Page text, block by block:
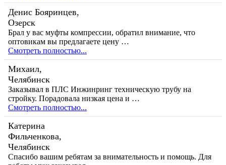
Денис Бояринцев,
Озерск
Брал у вас муфты компрессии, обратил внимание, что
оптовикам вы предлагаете цену …
Смотреть полностью...
Михаил,
Челябинск
Заказывал в ПЛС Инжинринг техническую трубу на
стройку. Порадовала низкая цена и …
Смотреть полностью...
Катерина
Фильченкова,
Челябинск
Спасибо вашим ребятам за внимательность и помощь. Для